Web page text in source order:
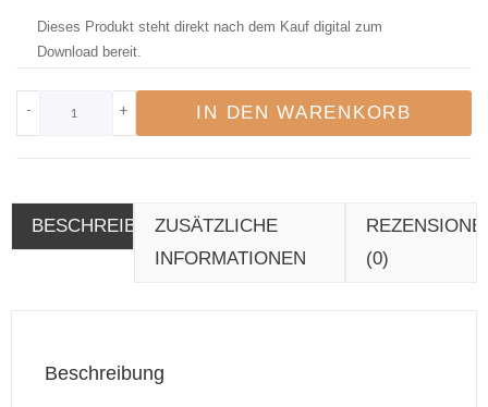
Dieses Produkt steht direkt nach dem Kauf digital zum
Download bereit.
- + IN DEN WARENKORB
BESCHREIBUNGZUSÄTZLICHE
INFORMATIONEN
(0)
Beschreibung